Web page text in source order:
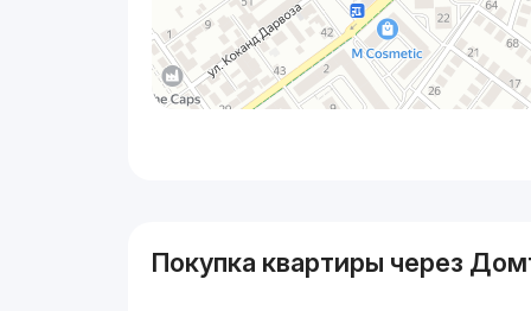
Покупка квартиры через